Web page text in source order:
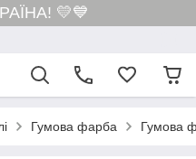
💛💙
Гумова фарба Гумова